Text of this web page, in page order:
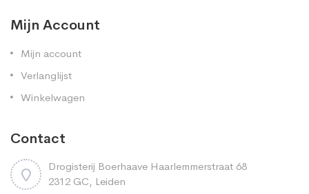
Mijn Account
Mijn account
Verlanglijst
Winkelwagen
Contact
Drogisterij Boerhaave Haarlemmerstraat 68
2312 GC, Leiden